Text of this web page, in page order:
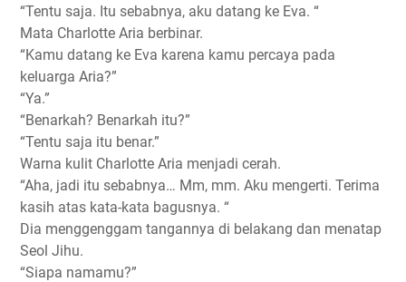
“Tentu saja. Itu sebabnya, aku datang ke Eva. “
Mata Charlotte Aria berbinar.
“Kamu datang ke Eva karena kamu percaya pada
keluarga Aria?”
“Ya.”
“Benarkah? Benarkah itu?”
“Tentu saja itu benar.”
Warna kulit Charlotte Aria menjadi cerah.
“Aha, jadi itu sebabnya… Mm, mm. Aku mengerti. Terima
kasih atas kata-kata bagusnya. “
Dia menggenggam tangannya di belakang dan menatap
Seol Jihu.
“Siapa namamu?”